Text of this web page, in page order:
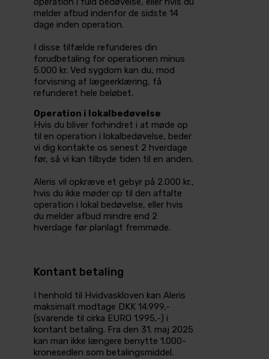
melder afbud indenfor de sidste 14
dage inden operation.
I disse tilfælde refunderes din
forudbetaling for operationen minus
5.000 kr. Ved sygdom kan du, mod
forvisning af lægeerklæring, få
refunderet hele beløbet.
Operation i lokalbedøvelse
Hvis du bliver forhindret i at møde op
til en operation i lokalbedøvelse, beder
vi dig kontakte os senest 2 hverdage
før, så vi kan tilbyde tiden til en anden.
Aleris vil opkræve et gebyr på 2.000 kr.,
hvis du ikke møder op til den aftalte
operation i lokal bedøvelse, eller hvis
du melder afbud mindre end 2
hverdage før planlagt fremmøde.
Kontant betaling
I henhold til Hvidvaskloven kan Aleris
maksimalt modtage DKK 14.999,-
(svarende til cirka EURO 1.995,-) i
kontant betaling. Fra den 31. maj 2025
kan man ikke længere benytte 1.000-
kronesedlen som betalingsmiddel.